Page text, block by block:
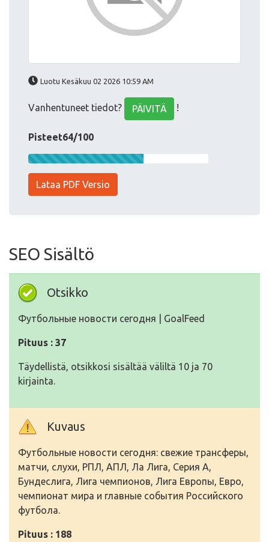
Luotu Kesäkuu 02 2026 10:59 AM
Vanhentuneet tiedot? PÄIVITÄ !
Pisteet64/100
Lataa PDF Versio
SEO Sisältö
Otsikko
Футбольные новости сегодня | GoalFeed
Pituus : 37
Täydellistä, otsikkosi sisältää väliltä 10 ja 70
kirjainta.
Kuvaus
Футбольные новости сегодня: свежие трансферы,
матчи, слухи, РПЛ, АПЛ, Ла Лига, Серия А,
Бундеслига, Лига чемпионов, Лига Европы, Евро,
чемпионат мира и главные события Российского
футбола.
Pituus : 188